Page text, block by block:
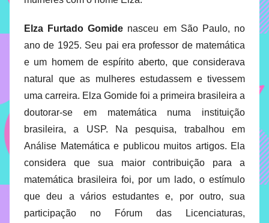
mecanismos
proporcionem
fortalecimento
vínculos
sociais
profissionais
alunos,
professores
Elza Furtado Gomide nasceu em São Paulo, no
ano de 1925. Seu pai era professor de matemática
e um homem de espírito aberto, que considerava
natural que as mulheres estudassem e tivessem
uma carreira. Elza Gomide foi a primeira brasileira a
doutorar-se em matemática numa instituição
brasileira, a USP. Na pesquisa, trabalhou em
Análise Matemática e publicou muitos artigos. Ela
considera que sua maior contribuição para a
matemática brasileira foi, por um lado, o estímulo
que deu a vários estudantes e, por outro, sua
participação no Fórum das Licenciaturas,